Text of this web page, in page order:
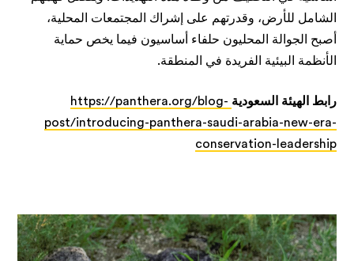
الشامل للأرض، وقدرتهم على إشراك المجتمعات المحلية،
أصبح الجوالة المحليون حلفاء أساسيون فيما يخص حماية
الأنظمة البيئية الفريدة في المنطقة.
رابط الهيئة السعودية https://panthera.org/blog-
post/introducing-panthera-saudi-arabia-new-era-
conservation-leadership